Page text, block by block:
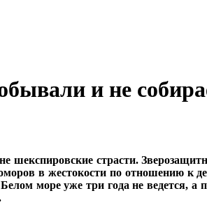
и не
страсти.
в жестокости по отношению к
море уже три года не ведется, а